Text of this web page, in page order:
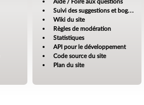
Aide / Foire aux questions
Suivi des suggestions et bogues
Wiki du site
Règles de modération
Statistiques
API pour le développement
Code source du site
Plan du site